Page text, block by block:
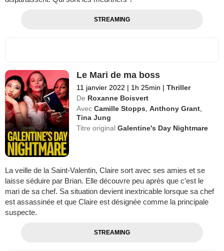
STREAMING
Le Mari de ma boss
11 janvier 2022 | 1h 25min | Thriller
De Roxanne Boisvert
Avec Camille Stopps ,Anthony Grant
Tina Jung
Titre originalGalentine's Day Nightmare
La veille de la Saint-Valentin, Claire sort avec ses amies et se
laisse séduire par Brian. Elle découvre peu après que c’est le
mari de sa chef. Sa situation devient inextricable lorsque sa chef
est assassinée et que Claire est désignée comme la principale
suspecte.
STREAMING